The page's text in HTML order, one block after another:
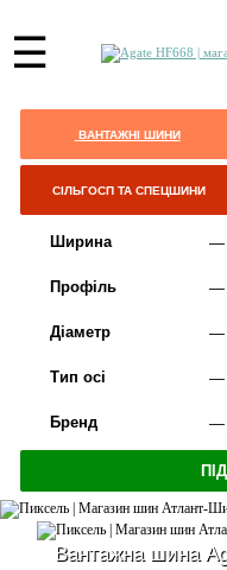
☰
ВАНТАЖНІ ШИНИ
СІЛЬГОСП ТА СПЕЦШИНИ
Ширина
Профіль
Діаметр
Тип осі
Бренд
Вантажна шина